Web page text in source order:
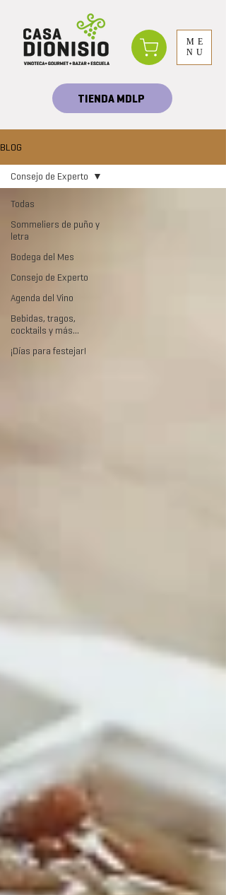
ME
NU
TIENDA MDLP
BLOG
Todas
Sommeliers de puño y
letra
Bodega del Mes
Consejo de Experto
Agenda del Vino
Bebidas, tragos,
cocktails y más...
¡Días para festejar!
Consejo de Experto